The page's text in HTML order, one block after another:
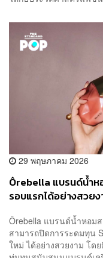
29 พฤษภาคม 2026
Ôrebella แบรนด์น้ำห
รอบแรกได้อย่างสวยง
Ôrebella แบรนด์น้ำหอม
สามารถปิดการระดมทุน
ใหม่ ได้อย่างสวยงาม โด